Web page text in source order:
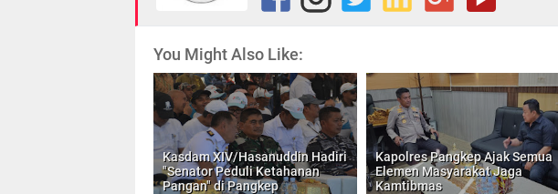
You Might Also Like:
Kasdam XIV/Hasanuddin Hadiri
"Senator Peduli Ketahanan
Pangan" di Pangkep
Kapolres Pangkep Ajak Semua
Elemen Masyarakat Jaga
Kamtibmas